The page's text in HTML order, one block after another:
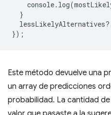
console. log(
}
lessLikelyAlternatives?
});
Este método devuelve una
un array de predicciones
probabilidad. La cantidad